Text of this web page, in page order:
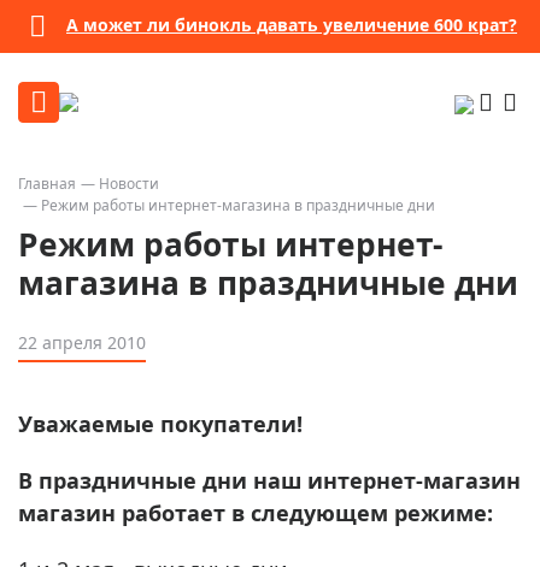
А может ли бинокль давать увеличение 600 крат?
Главная
Новости
Режим работы интернет-магазина в праздничные дни
Режим работы интернет-
магазина в праздничные дни
22 апреля 2010
Уважаемые покупатели!
В праздничные дни наш интернет-магазин
магазин работает в следующем режиме: